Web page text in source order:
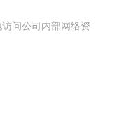
问公司内部网络资